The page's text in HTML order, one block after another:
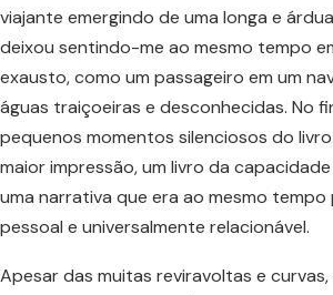
viajante emergindo de uma longa e
deixou sentindo-me ao mesmo tempo
exausto, como um passageiro em um
águas traiçoeiras e desconhecidas. No
pequenos momentos silenciosos do
maior impressão, um livro da
uma narrativa que era ao mesmo
pessoal e universalmente relacionável.
Apesar das muitas reviravoltas e